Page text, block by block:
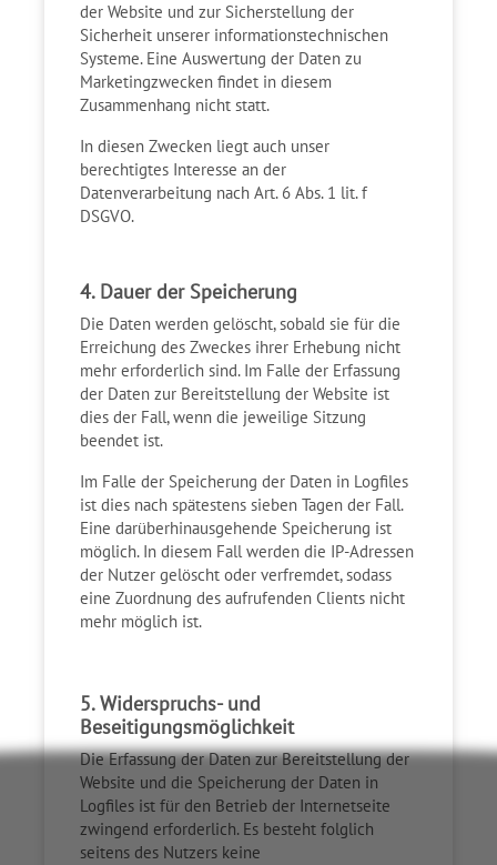
der Website und zur Sicherstellung der
Sicherheit unserer informationstechnischen
Systeme. Eine Auswertung der Daten zu
Marketingzwecken findet in diesem
Zusammenhang nicht statt.
In diesen Zwecken liegt auch unser
berechtigtes Interesse an der
Datenverarbeitung nach Art. 6 Abs. 1 lit. f
DSGVO.
4. Dauer der Speicherung
Die Daten werden gelöscht, sobald sie für die
Erreichung des Zweckes ihrer Erhebung nicht
mehr erforderlich sind. Im Falle der Erfassung
der Daten zur Bereitstellung der Website ist
dies der Fall, wenn die jeweilige Sitzung
beendet ist.
Im Falle der Speicherung der Daten in Logfiles
ist dies nach spätestens sieben Tagen der Fall.
Eine darüberhinausgehende Speicherung ist
möglich. In diesem Fall werden die IP-Adressen
der Nutzer gelöscht oder verfremdet, sodass
eine Zuordnung des aufrufenden Clients nicht
mehr möglich ist.
5. Widerspruchs- und
Beseitigungsmöglichkeit
Die Erfassung der Daten zur Bereitstellung der
Website und die Speicherung der Daten in
Logfiles ist für den Betrieb der Internetseite
zwingend erforderlich. Es besteht folglich
seitens des Nutzers keine